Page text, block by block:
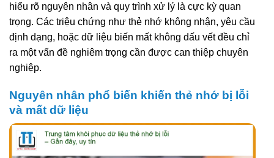
hiểu rõ nguyên nhân và quy trình xử lý là cực kỳ quan
trọng. Các triệu chứng như thẻ nhớ không nhận, yêu cầu
định dạng, hoặc dữ liệu biến mất không dấu vết đều chỉ
ra một vấn đề nghiêm trọng cần được can thiệp chuyên
nghiệp.
Nguyên nhân phổ biến khiến thẻ nhớ bị lỗi
và mất dữ liệu